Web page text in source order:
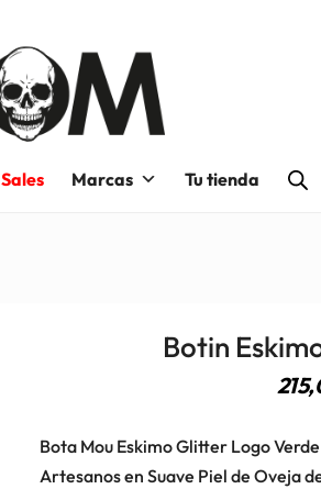
Sales Marcas Tu tienda
Botin
Bota Mou Eskimo Glitter Logo
Artesanos en Suave Piel de Oveja